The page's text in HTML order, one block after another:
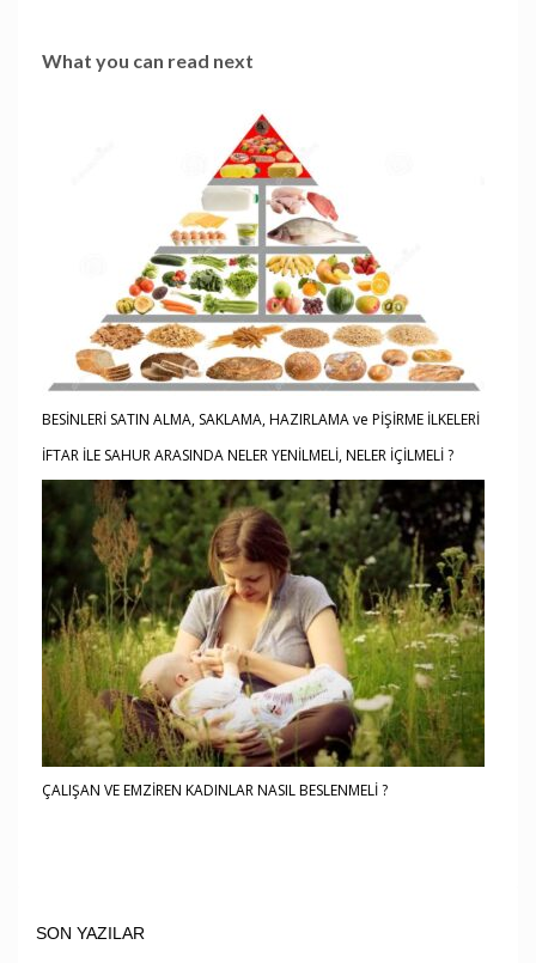
What you can read next
BESİNLERİ SATIN ALMA, SAKLAMA, HAZIRLAMA ve PİŞİRME İLKELERİ
İFTAR İLE SAHUR ARASINDA NELER YENİLMELİ, NELER İÇİLMELİ ?
ÇALIŞAN VE EMZİREN KADINLAR NASIL BESLENMELİ ?
SON YAZILAR